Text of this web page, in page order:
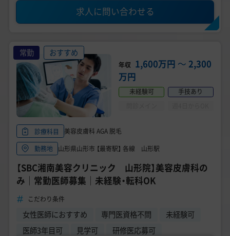
求人に問い合わせる
常勤 おすすめ
年収 1,600万円 〜 2,300
万円
未経験可
手技あり
診療科目
美容皮膚科 AGA 脱毛
勤務地
山形県山形市 【最寄駅】 各線 山形駅
【SBC湘南美容クリニック 山形院】美容皮膚科の
み｜常勤医師募集｜未経験・転科OK
こだわり条件
女性医師におすすめ 専門医資格不問
未経験可
医師3年目可
見学可 研修医応募可